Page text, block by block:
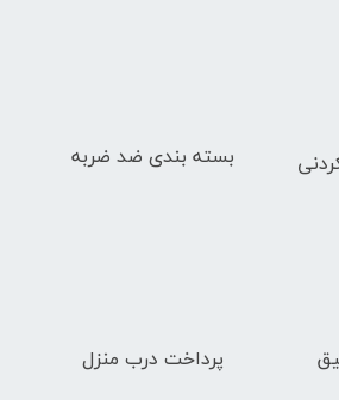
بسته بندی ضد ضربه
پرداخت درب منزل